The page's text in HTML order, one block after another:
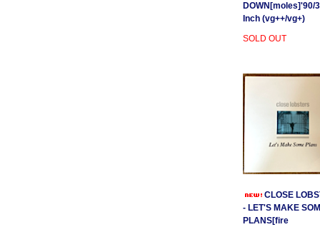
DOWN[moles]'90/
Inch (vg++/vg+)
SOLD OUT
CLOSE
- LET'S MAKE
PLANS[fire